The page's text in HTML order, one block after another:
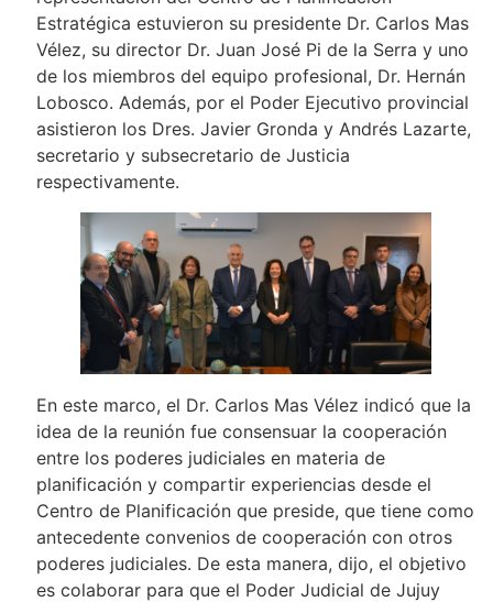
Estratégica estuvieron su presidente Dr. Carlos Mas
Vélez, su director Dr. Juan José Pi de la Serra y uno
de los miembros del equipo profesional, Dr. Hernán
Lobosco. Además, por el Poder Ejecutivo provincial
asistieron los Dres. Javier Gronda y Andrés Lazarte,
secretario y subsecretario de Justicia
respectivamente.
En este marco, el Dr. Carlos Mas Vélez indicó que la
idea de la reunión fue consensuar la cooperación
entre los poderes judiciales en materia de
planificación y compartir experiencias desde el
Centro de Planificación que preside, que tiene como
antecedente convenios de cooperación con otros
poderes judiciales. De esta manera, dijo, el objetivo
es colaborar para que el Poder Judicial de Jujuy